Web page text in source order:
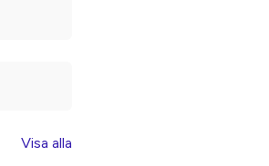
Visa alla